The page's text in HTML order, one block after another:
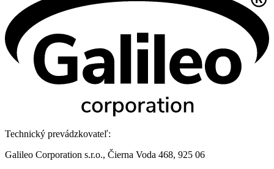
Technický prevádzkovateľ:
Galileo Corporation s.r.o., Čierna Voda 468, 925 06